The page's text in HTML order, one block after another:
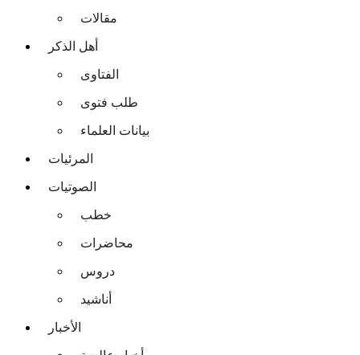
مقالات
أهل الذكر
الفتاوى
طلب فتوى
بيانات العلماء
المرئيات
الصوتيات
خطب
محاضرات
دروس
أناشيد
الأخبار